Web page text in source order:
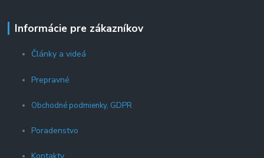
Informácie pre zákazníkov
Články a videá
Prepravné
Obchodné podmienky, GDPR
Poradenstvo
Kontakty